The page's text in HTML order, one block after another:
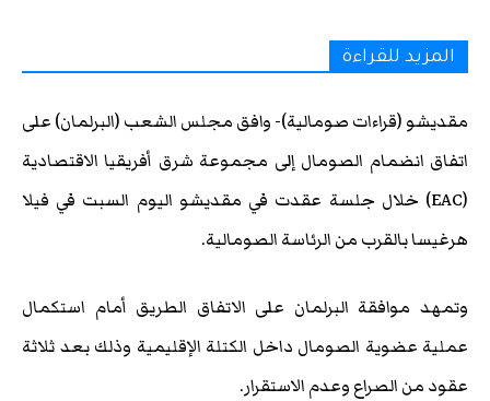
المزيد للقراءة
مقديشو (قراءات صومالية)- وافق مجلس الشعب (البرلمان) على
اتفاق انضمام الصومال إلى مجموعة شرق أفريقيا الاقتصادية
(EAC) خلال جلسة عقدت في مقديشو اليوم السبت في فيلا
هرغيسا بالقرب من الرئاسة الصومالية.
وتمهد موافقة البرلمان على الاتفاق الطريق أمام استكمال
عملية عضوية الصومال داخل الكتلة الإقليمية وذلك بعد ثلاثة
عقود من الصراع وعدم الاستقرار.